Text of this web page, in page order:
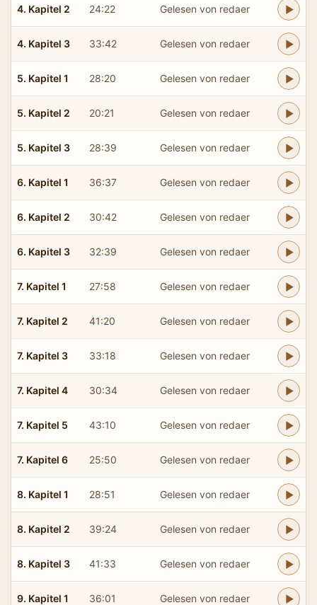
4. Kapitel 2 24:22 Gelesen von redaer
4. Kapitel 3 33:42 Gelesen von redaer
5. Kapitel 1 28:20 Gelesen von redaer
5. Kapitel 2 20:21 Gelesen von redaer
5. Kapitel 3 28:39 Gelesen von redaer
6. Kapitel 1 36:37 Gelesen von redaer
6. Kapitel 2 30:42 Gelesen von redaer
6. Kapitel 3 32:39 Gelesen von redaer
7. Kapitel 1 27:58 Gelesen von redaer
7. Kapitel 2 41:20 Gelesen von redaer
7. Kapitel 3 33:18 Gelesen von redaer
7. Kapitel 4 30:34 Gelesen von redaer
7. Kapitel 5 43:10 Gelesen von redaer
7. Kapitel 6 25:50 Gelesen von redaer
8. Kapitel 1 28:51 Gelesen von redaer
8. Kapitel 2 39:24 Gelesen von redaer
8. Kapitel 3 41:33 Gelesen von redaer
9. Kapitel 1 36:01 Gelesen von redaer